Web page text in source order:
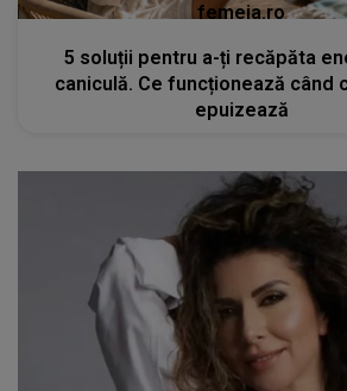
femeia.ro
5 soluții pentru a-ți recăpăta
caniculă. Ce funcționează când
epuizează